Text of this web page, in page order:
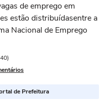
de emprego em
estão distribuídasentre a
Nacional de Emprego
de Prefeitura